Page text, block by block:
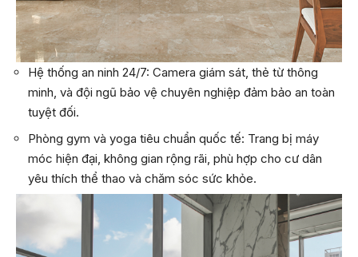
Hệ thống an ninh 24/7: Camera giám sát, thẻ từ thông
minh, và đội ngũ bảo vệ chuyên nghiệp đảm bảo an toàn
tuyệt đối.
Phòng gym và yoga tiêu chuẩn quốc tế: Trang bị máy
móc hiện đại, không gian rộng rãi, phù hợp cho cư dân
yêu thích thể thao và chăm sóc sức khỏe.